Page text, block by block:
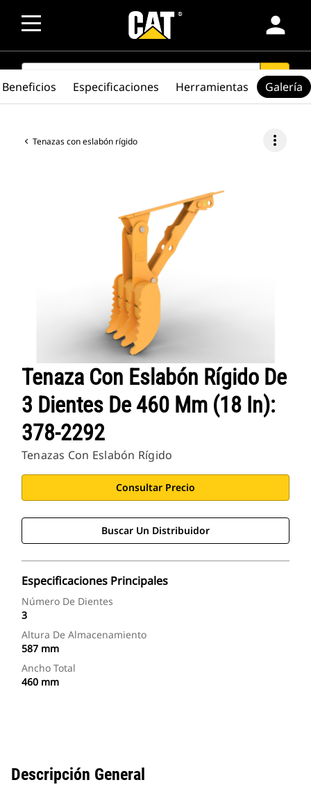
person
SEARCH search
Tenazas con eslabón rígido more_vert
Tenaza Con Eslabón Rígido De
3 Dientes De 460 Mm (18 In):
378-2292
Tenazas Con Eslabón Rígido
Consultar Precio
Buscar Un Distribuidor
Especificaciones Principales
Número De Dientes
3
Altura De Almacenamiento
587 mm
Ancho Total
460 mm
Beneficios Especificaciones Herramientas Galería
Descripción General